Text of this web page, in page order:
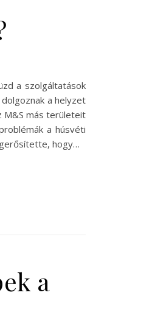
a szolgáltatások
a helyzet
M&S más területeit
a húsvéti
hogy…
a